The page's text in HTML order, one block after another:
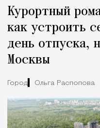
Курортный
как устроить
день отпуска,
Москвы
Город Ольга Распопова